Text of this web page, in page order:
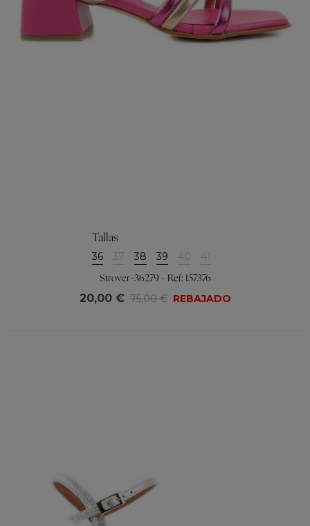
Tallas
36 37 38 39 40 41
Strover-36279 - Ref: 157376
20,00 € 75,00 € REBAJADO